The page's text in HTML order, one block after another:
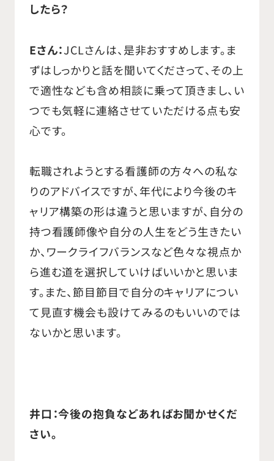
したら？
Eさん：JCLさんは、是非おすすめします。ま
ずはしっかりと話を聞いてくださって、その上
で適性なども含め相談に乗って頂きまし、い
つでも気軽に連絡させていただける点も安
心です。
転職されようとする看護師の方々への私な
りのアドバイスですが、年代により今後のキ
ャリア構築の形は違うと思いますが、自分の
持つ看護師像や自分の人生をどう生きたい
か、ワークライフバランスなど色々な視点か
ら進む道を選択していけばいいかと思いま
す。また、節目節目で自分のキャリアについ
て見直す機会も設けてみるのもいいのでは
ないかと思います。
井口：今後の抱負などあればお聞かせくだ
さい。